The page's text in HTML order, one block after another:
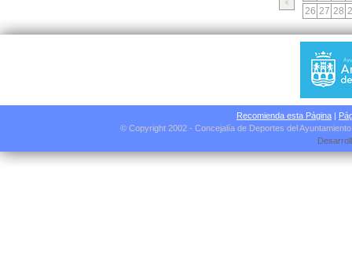
26 27 28
Recomienda esta Página |
© Copyright 2002 - Concejalía de Deportes del